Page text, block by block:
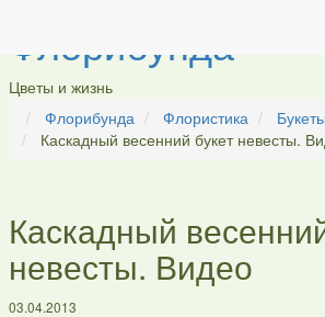
Флорибунда
Цветы и жизнь
Флорибунда
Флористика
Каскадный весенний букет невесты.
Каскадный
невесты. Видео
03.04.2013